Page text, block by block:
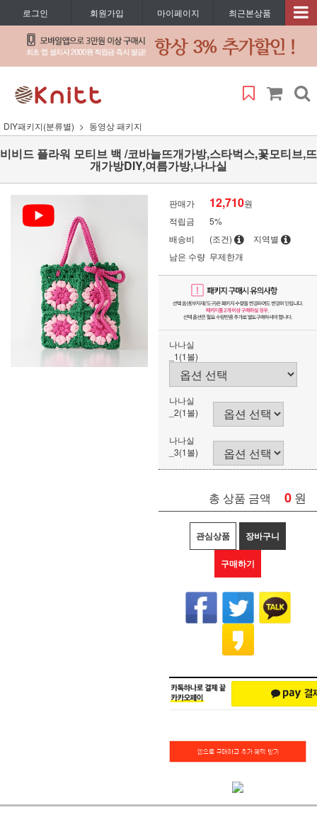
로그인 회원가입 마이페이지 최근본상품
DIY패키지(분류별) 동영상 패키지
비비드 플라워 모티브 백 /코바늘뜨개가방,스타벅스,꽃모티브,뜨
개가방DIY,여름가방,나나실
판매가 12,710원
적립금
5%
배송비
(조건)
지역별
남은 수량 무제한개
나나실
_1(1볼)
나나실
_2(1볼)
나나실
_3(1볼)
총 상품 금액 0 원
관심상품 장바구니
구매하기